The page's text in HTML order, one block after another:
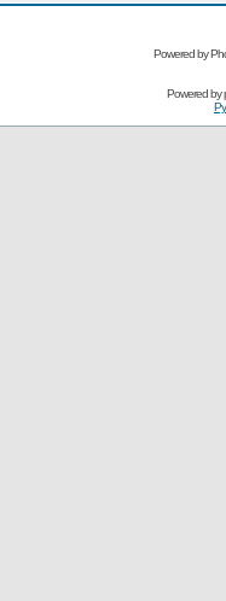
Powered by
Powered by